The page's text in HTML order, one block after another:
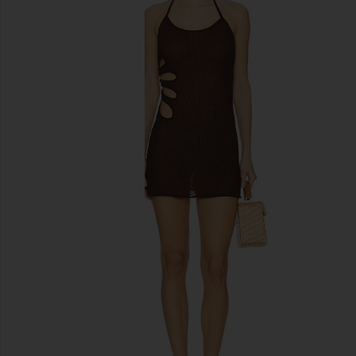
diapositivas anteriores